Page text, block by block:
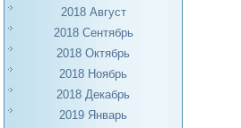
2018 Август
2018 Сентябрь
2018 Октябрь
2018 Ноябрь
2018 Декабрь
2019 Январь